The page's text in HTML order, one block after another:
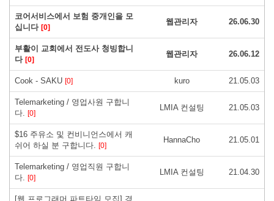
코어서비스에서 보험 중개인을 모
십니다 [0]
웹관리자 26.06.30
부활이 교회에서 전도사 청빙합니
다 [0]
웹관리자 26.06.12
Cook - SAKU [0] kuro 21.05.03
Telemarketing / 영업사원 구합니
다. [0]
LMIA 컨설팅 21.05.03
$16 주유소 및 컨비니언스에서 캐
쉬어 하실 분 구합니다. [0]
HannaCho 21.05.01
Telemarketing / 영업직원 구합니
다. [0]
LMIA 컨설팅 21.04.30
[웹 프로그래머 파트타임 모집] 경